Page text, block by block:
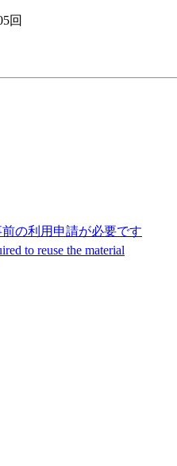
回
の利用申請が必要です
to reuse the material